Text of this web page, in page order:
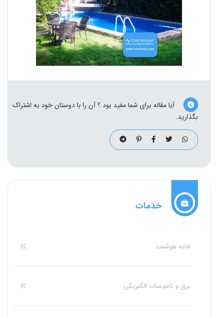
آیا مقاله برای شما مفید بود ؟ آن را با دوستان خود به اشتراک
بگذارید.
خدمات
خانه هوشمند
برق و تاسیسات الکتریکی